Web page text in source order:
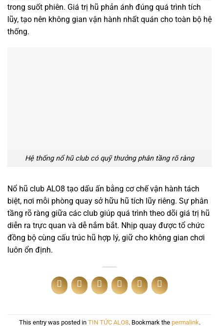
trong suốt phiên. Giá trị hũ phản ánh đúng quá trình tích
lũy, tạo nên không gian vận hành nhất quán cho toàn bộ hệ
thống.
Hệ thống nổ hũ club có quỹ thưởng phân tầng rõ ràng
Nổ hũ club ALO8 tạo dấu ấn bằng cơ chế vận hành tách
biệt, nơi mỗi phòng quay sở hữu hũ tích lũy riêng. Sự phân
tầng rõ ràng giữa các club giúp quá trình theo dõi giá trị hũ
diễn ra trực quan và dễ nắm bắt. Nhịp quay được tổ chức
đồng bộ cùng cấu trúc hũ hợp lý, giữ cho không gian chơi
luôn ổn định.
This entry was posted in TIN TỨC ALO8. Bookmark the permalink.